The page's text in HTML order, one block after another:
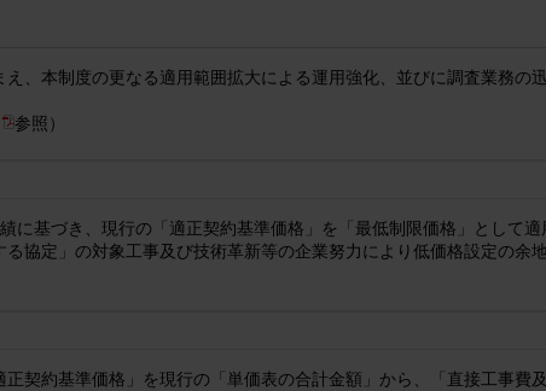
え、本制度の更なる適用範囲拡大による運用強化、並びに調査業務の
参照）
に基づき、現行の「適正契約基準価格」を「最低制限価格」として
協定」の対象工事及び技術革新等の企業努力により低価格設定の余
契約基準価格」を現行の「単価表の合計金額」から、「直接工事費